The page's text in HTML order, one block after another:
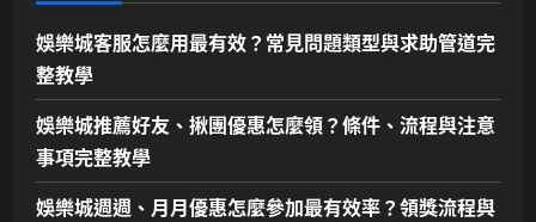
娛樂城客服怎麼用最有效？常見問題類型與求助管道完
整教學
娛樂城推薦好友、揪團優惠怎麼領？條件、流程與注意
事項完整教學
娛樂城週週、月月優惠怎麼參加最有效率？領獎流程與